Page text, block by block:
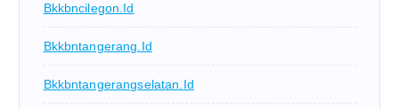
Bkkbncilegon.id
Bkkbntangerang.id
Bkkbntangerangselatan.id